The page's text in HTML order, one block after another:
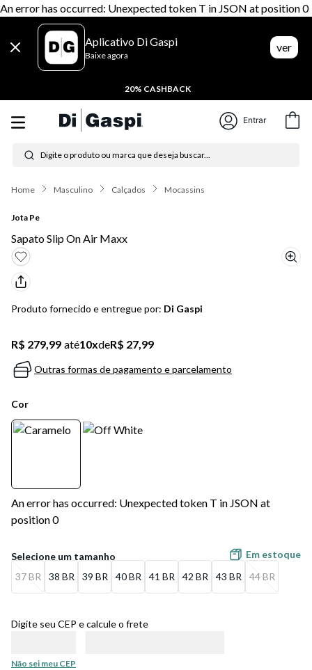
An error has occurred: Unexpected token T in JSON at position 0
Aplicativo Di Gaspi
Baixe agora
ver
20% CASHBACK
Entrar
Digite o produto ou marca que deseja buscar...
Masculino Calçados Mocassins
Jota Pe
Sapato Slip On Air Maxx
Produto fornecido e entregue por: Di Gaspi
R$ 279,99 até10xdeR$ 27,99
Outras formas de pagamento e parcelamento
Cor
An error has occurred: Unexpected token T in JSON at
position 0
37 BR 38 BR 39 BR 40 BR 41 BR 42 BR 43 BR 44 BR
Em estoque
Digite seu CEP e calcule o frete
Não sei meu CEP
Termos mais buscados
1º tênis feminino
3º moletom
4º tênis masculino
5 º bota
6º sandalia
7º jeans
8º salto
9º chuteira